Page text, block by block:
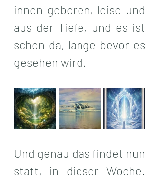
innen geboren, leise und
aus der Tiefe, und es ist
schon da, lange bevor es
gesehen wird.
Und genau das findet nun
statt, in dieser Woche.